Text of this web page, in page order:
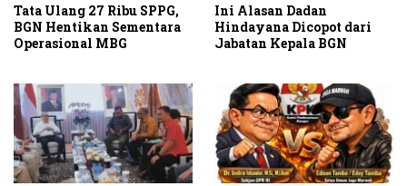
Tata Ulang 27 Ribu SPPG,
BGN Hentikan Sementara
Operasional MBG
Ini Alasan Dadan
Hindayana Dicopot dari
Jabatan Kepala BGN